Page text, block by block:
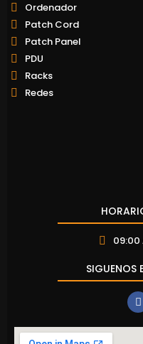
Ordenador
Patch Cord
Patch Panel
PDU
Racks
Redes
09:00
SIGUENOS